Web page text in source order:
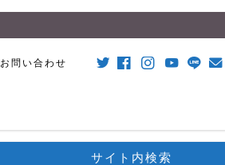
お問い合わせ
サイト内検索